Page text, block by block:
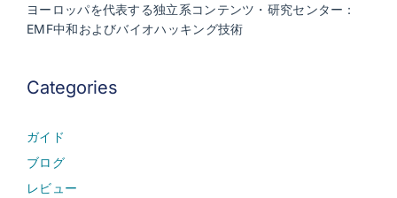
ヨーロッパを代表する独立系コンテンツ・研究センター：
EMF中和およびバイオハッキング技術
Categories
ガイド
ブログ
レビュー